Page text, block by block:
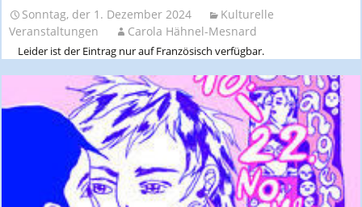
Sonntag, der 1. Dezember 2024
Kulturelle
Veranstaltungen
Carola Hähnel-Mesnard
Leider ist der Eintrag nur auf Französisch verfügbar.